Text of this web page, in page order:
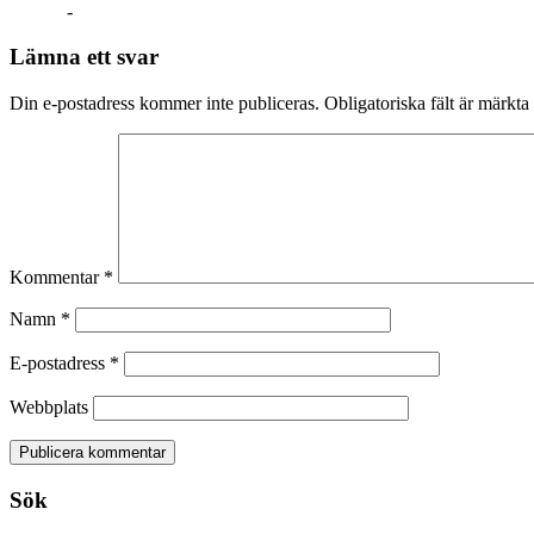
-
Lämna ett svar
Din e-postadress kommer inte publiceras. Obligatoriska fält är märkta
Kommentar *
Namn *
E-postadress *
Webbplats
Sök